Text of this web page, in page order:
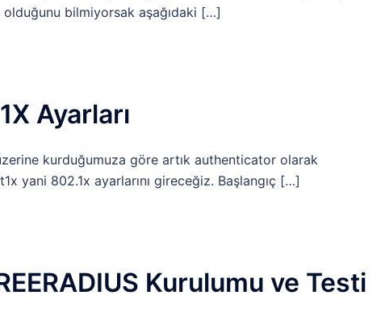
olduğunu bilmiyorsak aşağıdaki […]
Ayarları
kurduğumuza göre artık authenticator olarak
yani 802.1x ayarlarını gireceğiz. Başlangıç […]
Kurulumu ve Testi